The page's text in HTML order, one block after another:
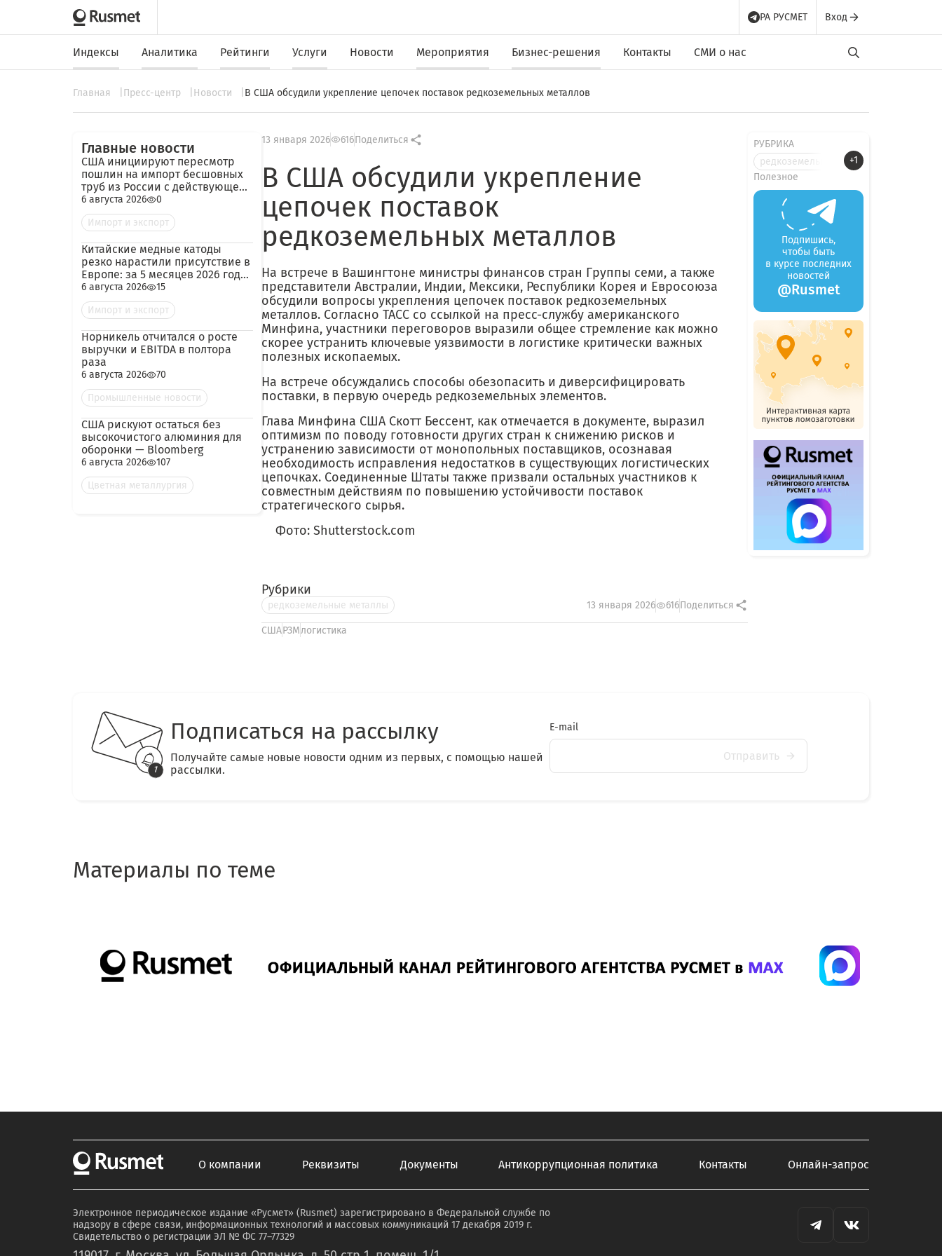
РА РУСМЕТ Вход
Индексы Аналитика Рейтинги Услуги Новости Мероприятия Бизнес-решения Контакты СМИ о нас
Главная Пресс-центр Новости В США обсудили укрепление цепочек поставок редкоземельных металлов
Главные новости
США инициируют пересмотр
пошлин на импорт бесшовных
труб из России с действующей
ставкой 209,72%
6 августа 2026
0
Импорт и экспорт
Китайские медные катоды
резко нарастили присутствие в
Европе: за 5 месяцев 2026 года
— 45 тыс. тонн
6 августа 2026
15
Импорт и экспорт
Норникель отчитался о росте
выручки и EBITDA в полтора
раза
6 августа 2026
70
Промышленные новости
США рискуют остаться без
высокочистого алюминия для
оборонки — Bloomberg
6 августа 2026
107
Цветная металлургия
13 января 2026 616Поделиться
В США обсудили укрепление
цепочек поставок
редкоземельных металлов
На встрече в Вашингтоне министры финансов стран Группы семи, а также
представители Австралии, Индии, Мексики, Республики Корея и Евросоюза
обсудили вопросы укрепления цепочек поставок редкоземельных
металлов. Согласно ТАСС со ссылкой на пресс-службу американского
Минфина, участники переговоров выразили общее стремление как можно
скорее устранить ключевые уязвимости в логистике критически важных
полезных ископаемых.
На встрече обсуждались способы обезопасить и диверсифицировать
поставки, в первую очередь редкоземельных элементов.
Глава Минфина США Скотт Бессент, как отмечается в документе, выразил
оптимизм по поводу готовности других стран к снижению рисков и
устранению зависимости от монопольных поставщиков, осознавая
необходимость исправления недостатков в существующих логистических
цепочках. Соединенные Штаты также призвали остальных участников к
совместным действиям по повышению устойчивости поставок
стратегического сырья.
Фото: Shutterstock.com
Рубрики
редкоземельные металлы 13 января 2026 616Поделиться
СШАРЗМлогистика
РУБРИКА
редкоземельные металлы
+1
Полезное
Подпишись,
чтобы быть
в курсе последних
новостей
@Rusmet
Подписаться на рассылку
Получайте самые новые новости одним из первых, с помощью нашей
рассылки.
E-mail
Отправить
Материалы по теме
О компании Реквизиты Документы Антикоррупционная политика Контакты Онлайн-запрос
Электронное периодическое издание «Русмет» (Rusmet) зарегистрировано в Федеральной службе по
надзору в сфере связи, информационных технологий и массовых коммуникаций 17 декабря 2019 г.
Свидетельство о регистрации ЭЛ № ФС 77–77329